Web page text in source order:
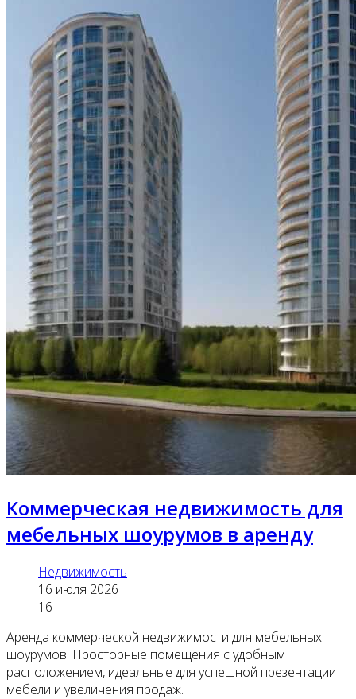
Коммерческая недвижимость для
мебельных шоурумов в аренду
Недвижимость
16 июля 2026
16
Аренда коммерческой недвижимости для мебельных
шоурумов. Просторные помещения с удобным
расположением, идеальные для успешной презентации
мебели и увеличения продаж.